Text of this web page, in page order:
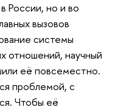
России, но и во
вызовов
системы
отношений, научный
её повсеместно.
проблемой, с
Чтобы её